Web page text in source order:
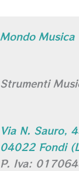
Mondo Musica
Strumenti
Via N. Sauro,
04022 Fondi
P. Iva: